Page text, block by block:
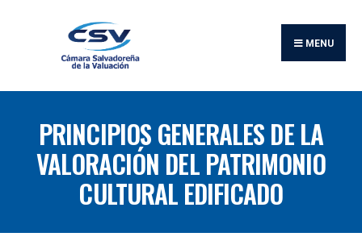
MENU
PRINCIPIOS GENERALES DE LA
VALORACIÓN DEL PATRIMONIO
CULTURAL EDIFICADO